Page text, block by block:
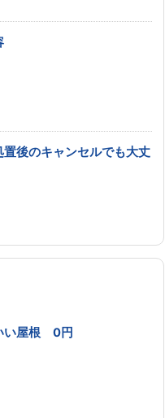
後のキャンセルでも大丈
い屋根 0円